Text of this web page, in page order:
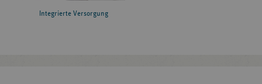
Integrierte Versorgung